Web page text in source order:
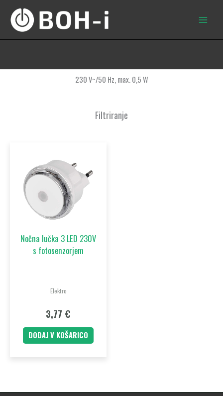
content
230 V~/50 Hz, max. 0,5 W
Filtriranje
Nočna lučka 3 LED 230V
s fotosenzorjem
Elektro
3,77 €
DODAJ V KOŠARICO